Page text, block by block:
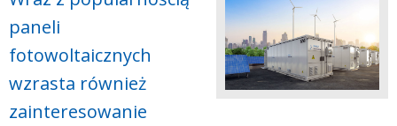
paneli
fotowoltaicznych
wzrasta również
zainteresowanie